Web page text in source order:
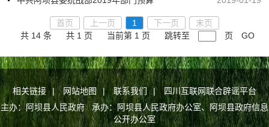
首页 上一页 1 下一页
末页
共 14 条
共 1 页 当前第 1 页 跳转至 页 GO
相关链接 | 网站地图 | 联系我们 |
四川互联网联合辟谣平台
主办：阿坝县人民政府 承办：阿坝县人民政府办公室、阿坝县政府信息
公开办公室